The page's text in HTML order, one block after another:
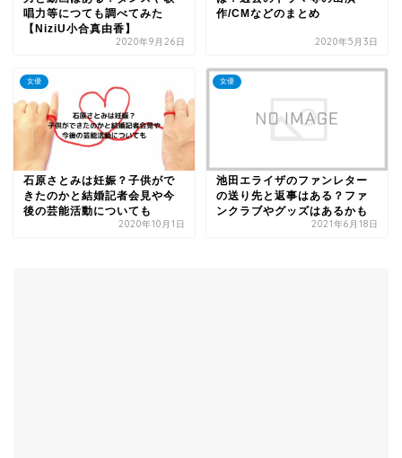
唱力等につても調べてみた
【NiziU小合真由香】
2020年9月26日
作/CMなどのまとめ
2020年5月3日
女優
石原さとみは妊娠？子供がで
きたのかと結婚記者会見や今
後の芸能活動についても
2020年10月1日
女優
池田エライザのファンレター
の送り先と返事はある？ファ
ンクラブやグッズはあるかも
2021年6月18日